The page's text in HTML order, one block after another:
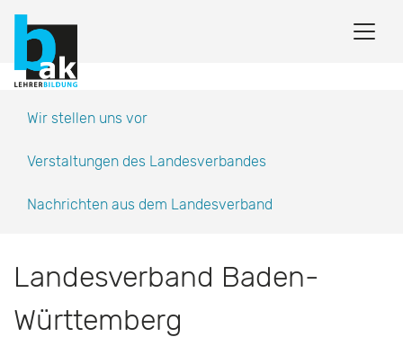
Wir stellen uns vor
Verstaltungen des Landesverbandes
Nachrichten aus dem Landesverband
Landesverband Baden-
Württemberg